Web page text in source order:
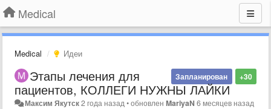
Medical
Medical Идеи
+30
Запланирован
Этапы лечения для
пациентов, КОЛЛЕГИ НУЖНЫ ЛАЙКИ
Максим Якутск2 года назад•обновленMariyaN 6 месяцев назад